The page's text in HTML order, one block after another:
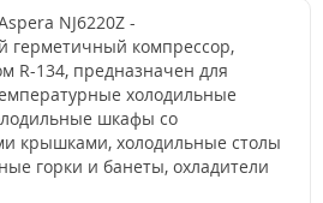
NJ6220Z -
герметичный компрессор,
R-134, предназначен для
холодильные
шкафы со
крышками, холодильные столы
горки и банеты, охладители